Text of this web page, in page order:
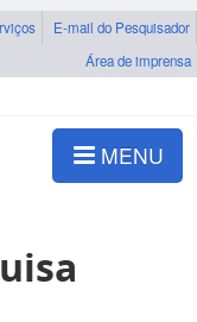
E-mail do Pesquisador
Área de imprensa
MENU